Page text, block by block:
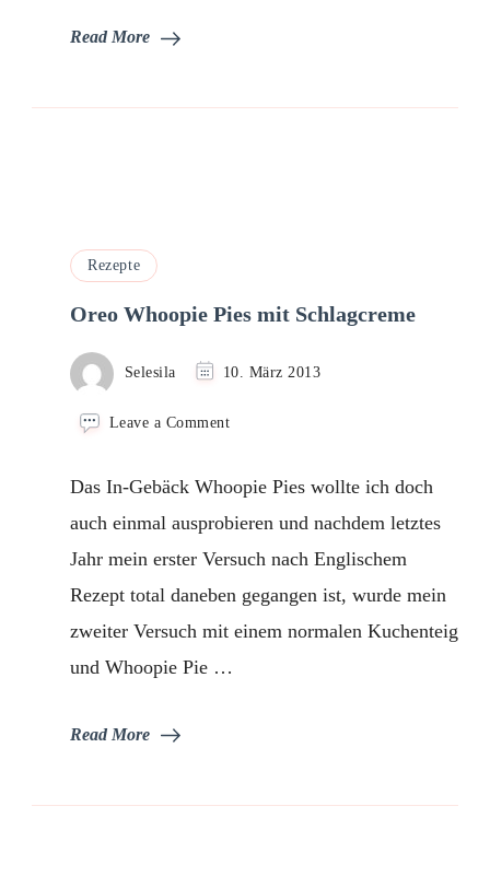
Read More
Rezepte
Oreo Whoopie Pies mit Schlagcreme
Selesila 10. März 2013
Leave a Commenton
Pies
mit
Schlagcreme
Das In-Gebäck Whoopie Pies wollte ich doch
auch einmal ausprobieren und nachdem letztes
Jahr mein erster Versuch nach Englischem
Rezept total daneben gegangen ist, wurde mein
zweiter Versuch mit einem normalen Kuchenteig
und Whoopie Pie …
Read More